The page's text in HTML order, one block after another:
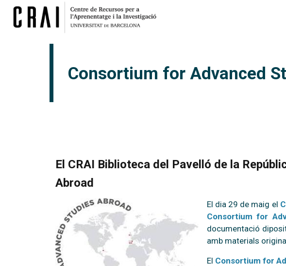
Consortium for Advanced
El CRAI Biblioteca del Pavelló de la
Abroad
El dia 29 de maig el
Consortium for
documentació
amb materials
El Consortium for